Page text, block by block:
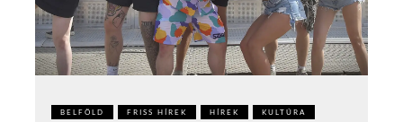
BELFÖLD FRISS HÍREK HÍREK KULTÚRA